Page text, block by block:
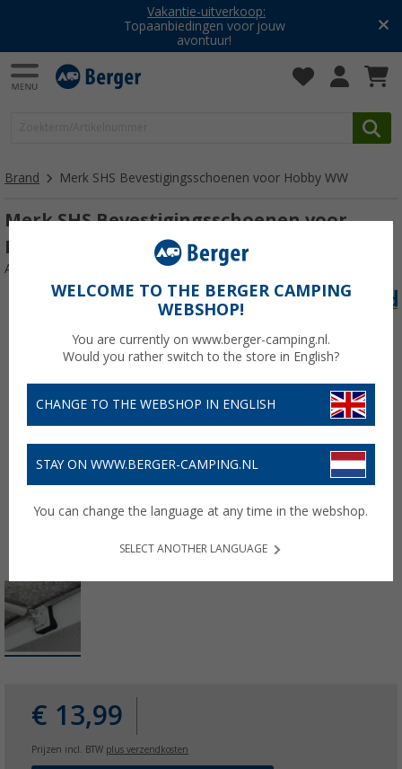
Vakantie-uitverkoop:
Topaanbiedingen voor jouw
avontuur!
Brand Merk SHS Bevestigingsschoenen voor Hobby WW
Merk SHS Bevestigingsschoenen voor
Hobby WW
Artikelnr: 118853
€ 13,99
Prijzen incl. BTW plus verzendkosten
WELCOME TO THE BERGER CAMPING
WEBSHOP!
You are currently on www.berger-camping.nl.
Would you rather switch to the store in English?
CHANGE TO THE WEBSHOP IN ENGLISH
STAY ON WWW.BERGER-CAMPING.NL
You can change the language at any time in the webshop.
SELECT ANOTHER LANGUAGE